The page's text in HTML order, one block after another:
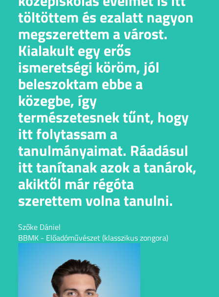
töltöttem és ezalatt nagyon
megszerettem a várost.
Kialakult egy erős
ismeretségi köröm, jól
beleszoktam ebbe a
közegbe, így
természetesnek tűnt, hogy
itt folytassam a
tanulmányaimat. Ráadásul
itt tanítanak azok a tanárok,
akiktől már régóta
szerettem volna tanulni.
Szőke Dániel
BBMK - Előadóművészet (klasszikus zongora)